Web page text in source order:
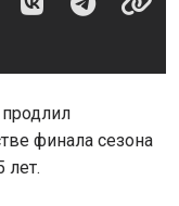
финала сезона
лет.